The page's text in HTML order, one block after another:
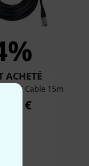
ACHETÉ
Cable 15m
23,70 €